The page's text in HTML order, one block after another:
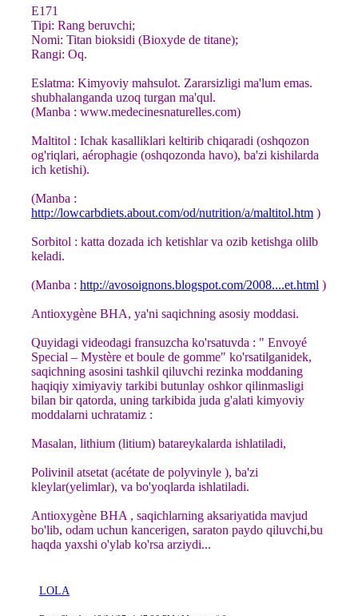
E171
Tipi: Rang beruvchi;
Nomi: Titan bioksidi (Bioxyde de titane);
Rangi: Oq.
Eslatma: Kimyoviy mahsulot. Zararsizligi ma'lum emas.
shubhalanganda uzoq turgan ma'qul.
(Manba : www.medecinesnaturelles.com)
Maltitol : Ichak kasalliklari keltirib chiqaradi (oshqozon
og'riqlari, aérophagie (oshqozonda havo), ba'zi kishilarda
ich ketishi).
(Manba :
http://lowcarbdiets.about.com/od/nutrition/a/maltitol.htm )
Sorbitol : katta dozada ich ketishlar va ozib ketishga olilb
keladi.
(Manba : http://avosoignons.blogspot.com/2008....et.html )
Antioxygène BHA, ya'ni saqichning asosiy moddasi.
Quyidagi videodagi fransuzcha ko'rsatuvda : " Envoyé
Special – Mystère et boule de gomme" ko'rsatilganidek,
saqichning asosini tashkil qiluvchi rezinka moddaning
haqiqiy ximiyaviy tarkibi butunlay oshkor qilinmasligi
bilan bir qatorda, uning tarkibida juda g'alati kimyoviy
moddalarni uchratamiz :
Masalan, lithium (litium) batareykalarda ishlatiladi,
Polivinil atsetat (acétate de polyvinyle ), ba'zi
kleylar(yelimlar), va bo'yoqlarda ishlatiladi.
Antioxygène BHA , saqichlarning aksariyatida mavjud
bo'lib, odam uchun kancerigen, saraton paydo qiluvchi,bu
haqda yaxshi o'ylab ko'rsa arziydi...
LOLA